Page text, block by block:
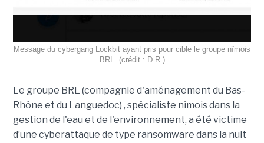
Message du cybergang Lockbit ayant pris pour cible le groupe nîmois
BRL. (crédit : D.R.)
Le groupe BRL (compagnie d'aménagement du Bas-
Rhône et du Languedoc) , spécialiste nîmois dans la
gestion de l'eau et de l'environnement, a été victime
d’une cyberattaque de type ransomware dans la nuit